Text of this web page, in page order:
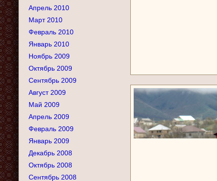
Апрель 2010
Март 2010
Февраль 2010
Январь 2010
Ноябрь 2009
Октябрь 2009
Сентябрь 2009
Август 2009
Май 2009
Апрель 2009
Февраль 2009
Январь 2009
Декабрь 2008
Октябрь 2008
Сентябрь 2008